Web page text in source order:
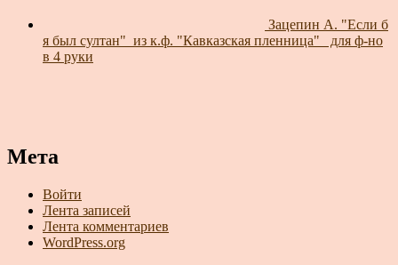
Зацепин А. "Если б
я был султан"_из к.ф. "Кавказская пленница"_ для ф-но
в 4 руки
Мета
Войти
Лента записей
Лента комментариев
WordPress.org